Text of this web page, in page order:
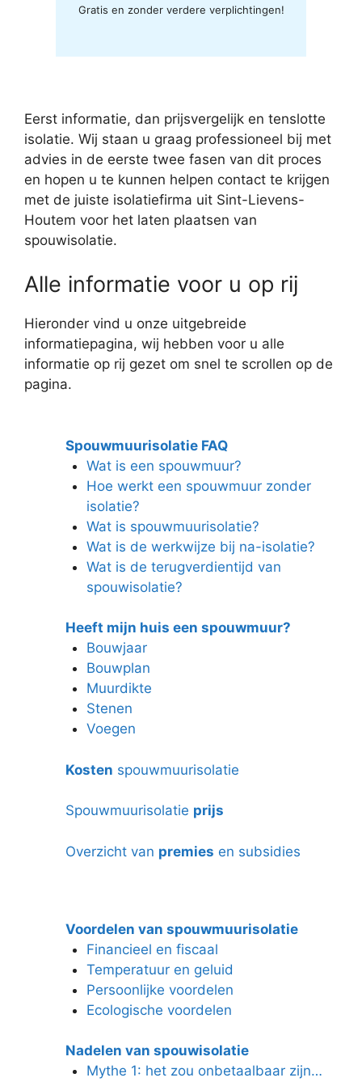
Gratis en zonder verdere verplichtingen!
Eerst informatie, dan prijsvergelijk en tenslotte
isolatie. Wij staan u graag professioneel bij met
advies in de eerste twee fasen van dit proces
en hopen u te kunnen helpen contact te krijgen
met de juiste isolatiefirma uit Sint-Lievens-
Houtem voor het laten plaatsen van
spouwisolatie.
Alle informatie voor u op rij
Hieronder vind u onze uitgebreide
informatiepagina, wij hebben voor u alle
informatie op rij gezet om snel te scrollen op de
pagina.
Spouwmuurisolatie FAQ
Wat is een spouwmuur?
Hoe werkt een spouwmuur zonder
isolatie?
Wat is spouwmuurisolatie?
Wat is de werkwijze bij na-isolatie?
Wat is de terugverdientijd van
spouwisolatie?
Heeft mijn huis een spouwmuur?
Bouwjaar
Bouwplan
Muurdikte
Stenen
Voegen
Kosten spouwmuurisolatie
Spouwmuurisolatie prijs
Overzicht van premies en subsidies
Voordelen van spouwmuurisolatie
Financieel en fiscaal
Temperatuur en geluid
Persoonlijke voordelen
Ecologische voordelen
Nadelen van spouwisolatie
Mythe 1: het zou onbetaalbaar zijn…